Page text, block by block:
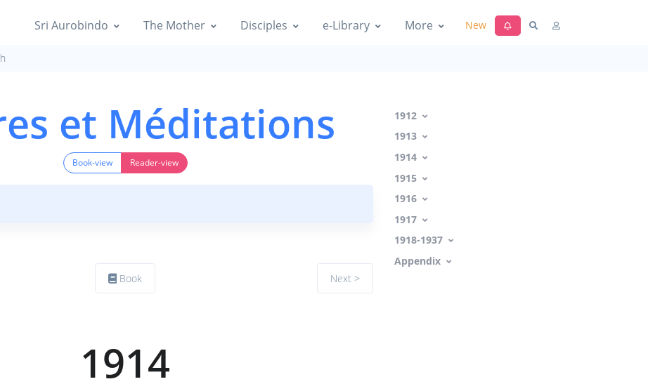
Sri Aurobindo The Mother Disciples e-Library More New
1912
1913
1914
1915
1916
1917
1918-1937
Appendix
et Méditations
Book-view Reader-view
Book Next >
1914